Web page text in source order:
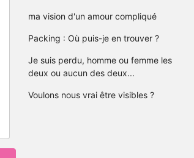
ma vision d'un amour compliqué
Packing : Où puis-je en trouver ?
Je suis perdu, homme ou femme les
deux ou aucun des deux...
Voulons nous vrai être visibles ?